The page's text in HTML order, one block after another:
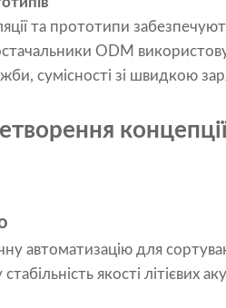
та прототипи
ODM
сумісності зі швидкою
концепції
автоматизацію для
якості літієвих